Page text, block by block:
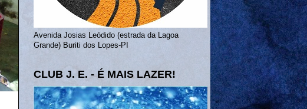
Avenida Josias Leódido (estrada da Lagoa
Grande) Buriti dos Lopes-PI
CLUB J. E. - É MAIS LAZER!